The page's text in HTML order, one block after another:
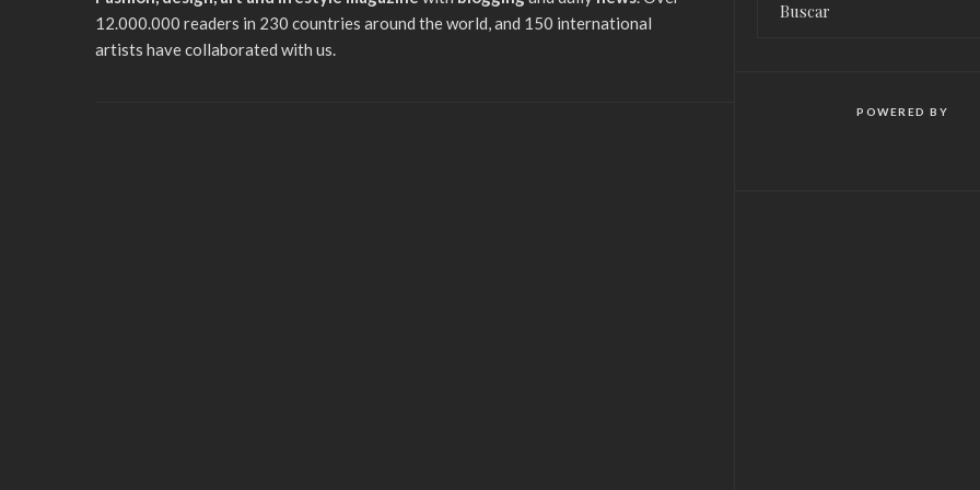
12.000.000 readers in 230 countries around the world, and 150 international
artists have collaborated with us.
POWERED BY